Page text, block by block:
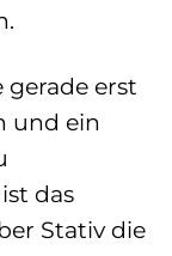
erst
und ein
das
Stativ die